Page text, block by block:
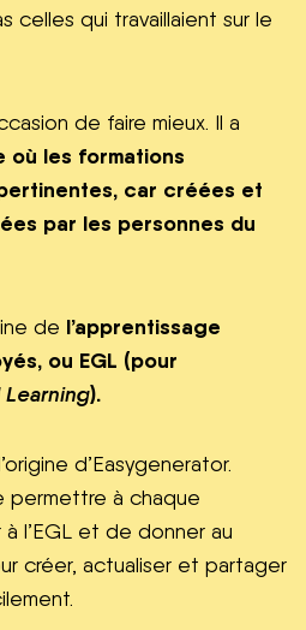
celles qui travaillaient sur le
de faire mieux. Il a
où les formations
car créées et
par les personnes du
de l’apprentissage
ou EGL (pour
).
d’Easygenerator.
à chaque
l’EGL et de donner au
créer, actualiser et partager